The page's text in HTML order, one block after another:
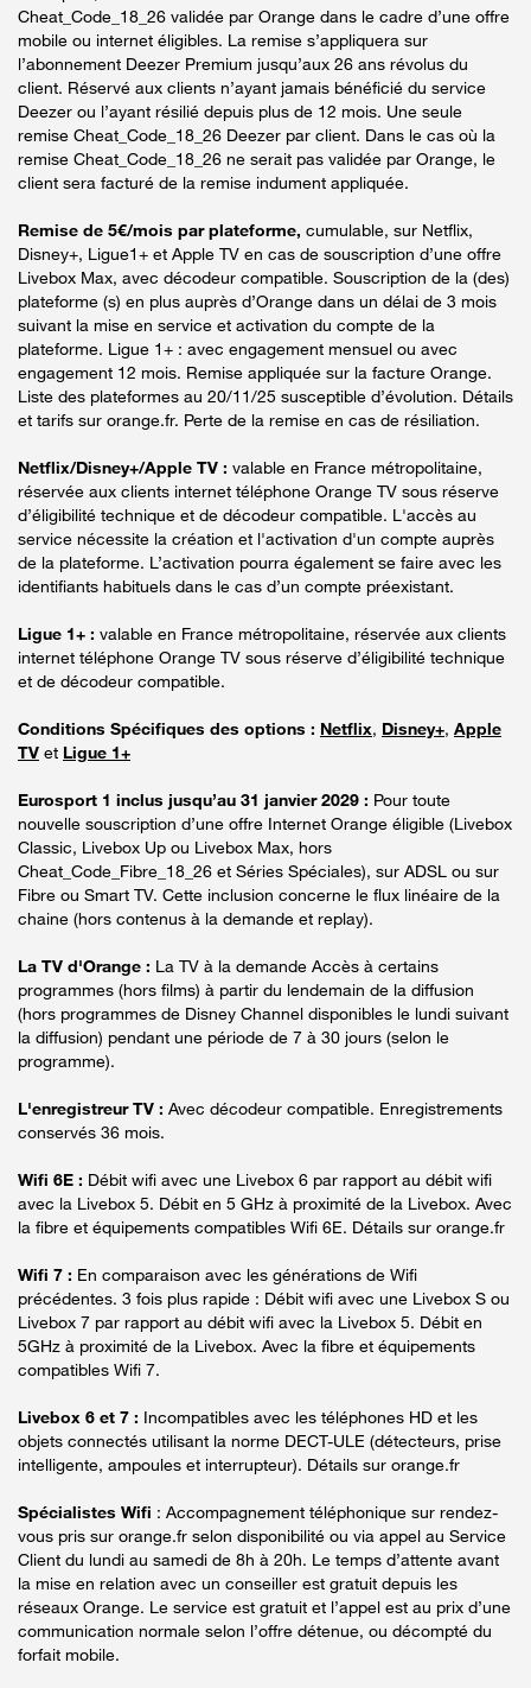
Cheat_Code_18_26 validée par Orange dans le cadre d’une offre
mobile ou internet éligibles. La remise s’appliquera sur
l’abonnement Deezer Premium jusqu’aux 26 ans révolus du
client. Réservé aux clients n’ayant jamais bénéficié du service
Deezer ou l’ayant résilié depuis plus de 12 mois. Une seule
remise Cheat_Code_18_26 Deezer par client. Dans le cas où la
remise Cheat_Code_18_26 ne serait pas validée par Orange, le
client sera facturé de la remise indument appliquée.
Remise de 5€/mois par plateforme, cumulable, sur Netflix,
Disney+, Ligue1+ et Apple TV en cas de souscription d’une offre
Livebox Max, avec décodeur compatible. Souscription de la (des)
plateforme (s) en plus auprès d’Orange dans un délai de 3 mois
suivant la mise en service et activation du compte de la
plateforme. Ligue 1+ : avec engagement mensuel ou avec
engagement 12 mois. Remise appliquée sur la facture Orange.
Liste des plateformes au 20/11/25 susceptible d’évolution. Détails
et tarifs sur orange.fr. Perte de la remise en cas de résiliation.
Netflix/Disney+/Apple TV : valable en France métropolitaine,
réservée aux clients internet téléphone Orange TV sous réserve
d’éligibilité technique et de décodeur compatible. L'accès au
service nécessite la création et l'activation d'un compte auprès
de la plateforme. L’activation pourra également se faire avec les
identifiants habituels dans le cas d’un compte préexistant.
Ligue 1+ : valable en France métropolitaine, réservée aux clients
internet téléphone Orange TV sous réserve d’éligibilité technique
et de décodeur compatible.
Conditions Spécifiques des options : Netflix, Disney+, Apple
TV et Ligue 1+
Eurosport 1 inclus jusqu’au 31 janvier 2029 : Pour toute
nouvelle souscription d’une offre Internet Orange éligible (Livebox
Classic, Livebox Up ou Livebox Max, hors
Cheat_Code_Fibre_18_26 et Séries Spéciales), sur ADSL ou sur
Fibre ou Smart TV. Cette inclusion concerne le flux linéaire de la
chaine (hors contenus à la demande et replay).
La TV d'Orange : La TV à la demande Accès à certains
programmes (hors films) à partir du lendemain de la diffusion
(hors programmes de Disney Channel disponibles le lundi suivant
la diffusion) pendant une période de 7 à 30 jours (selon le
programme).
L'enregistreur TV : Avec décodeur compatible. Enregistrements
conservés 36 mois.
Wifi 6E : Débit wifi avec une Livebox 6 par rapport au débit wifi
avec la Livebox 5. Débit en 5 GHz à proximité de la Livebox. Avec
la fibre et équipements compatibles Wifi 6E. Détails sur orange.fr
Wifi 7 : En comparaison avec les générations de Wifi
précédentes. 3 fois plus rapide : Débit wifi avec une Livebox S ou
Livebox 7 par rapport au débit wifi avec la Livebox 5. Débit en
5GHz à proximité de la Livebox. Avec la fibre et équipements
compatibles Wifi 7.
Livebox 6 et 7 : Incompatibles avec les téléphones HD et les
objets connectés utilisant la norme DECT-ULE (détecteurs, prise
intelligente, ampoules et interrupteur). Détails sur orange.fr
Spécialistes Wifi : Accompagnement téléphonique sur rendez-
vous pris sur orange.fr selon disponibilité ou via appel au Service
Client du lundi au samedi de 8h à 20h. Le temps d’attente avant
la mise en relation avec un conseiller est gratuit depuis les
réseaux Orange. Le service est gratuit et l’appel est au prix d’une
communication normale selon l’offre détenue, ou décompté du
forfait mobile.